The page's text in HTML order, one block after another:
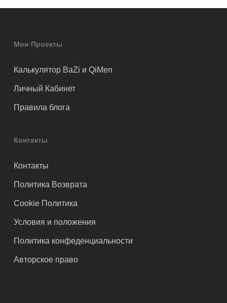
Мои Проекты
Калькулятор BaZi и QiMen
Личный Кабинет
Правила блога
Контакты
Контакты
Политика Возврата
Cookie Политика
Условия и положения
Политика конфеденциальности
Авторское право